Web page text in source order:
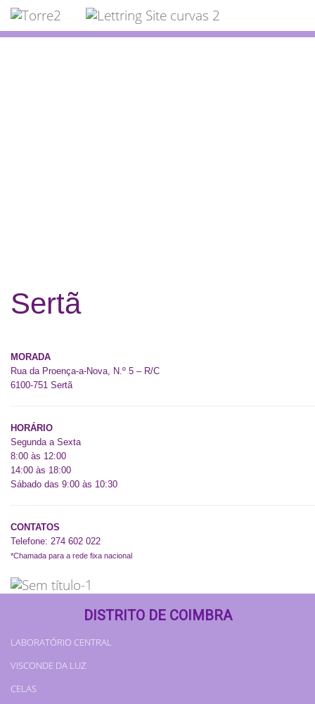
Acordos/Convenções
Sertã
MORADA
Rua da Proença-a-Nova, N.º 5 – R/C
6100-751 Sertã
HORÁRIO
Segunda a Sexta
8:00 às 12:00
14:00 às 18:00
Sábado das 9:00 às 10:30
CONTATOS
Telefone: 274 602 022
*Chamada para a rede fixa nacional
DISTRITO DE COIMBRA
LABORATÓRIO CENTRAL
VISCONDE DA LUZ
CELAS